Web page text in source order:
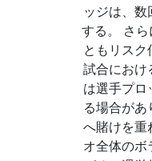
ッジは、数
する。 さら
ともリスク
試合におけ
は選手プロ
る場合があ
へ賭けを重
オ全体のボ